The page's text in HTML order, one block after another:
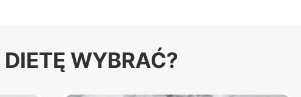
WYBRAĆ?